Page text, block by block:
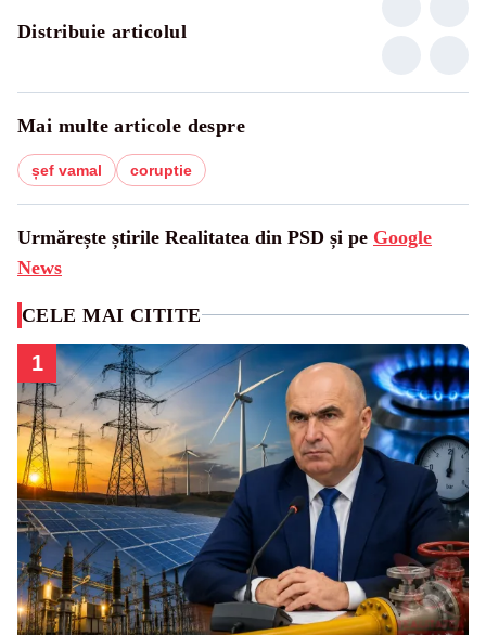
Distribuie articolul
Mai multe articole despre
șef vamal coruptie
Urmărește știrile Realitatea din PSD și pe Google
News
CELE MAI CITITE
1